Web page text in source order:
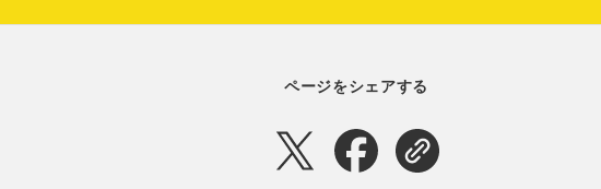
ページをシェアする